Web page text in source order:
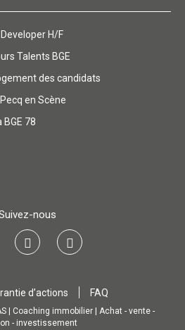
H/F
Talents BGE
des candidats
en Scène
78
nous
d’actions FAQ
| Coaching immobilier | Achat - vente -
- investissement